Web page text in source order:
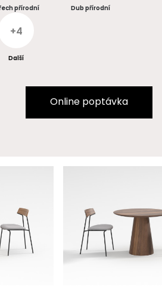
přírodní Dub přírodní
+4
Další
Online poptávka